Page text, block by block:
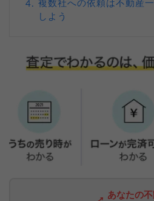
4. 複数社への依頼は不動産
しよう
あなたの不